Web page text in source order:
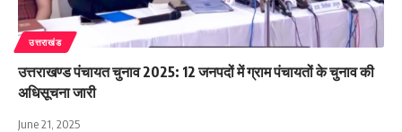
उत्तराखंड
उत्तराखण्ड पंचायत चुनाव 2025: 12 जनपदों में ग्राम पंचायतों के चुनाव की
अधिसूचना जारी
June 21, 2025